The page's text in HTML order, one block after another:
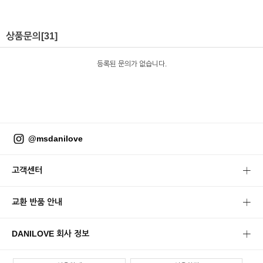
상품문의 [31]
등록된 문의가 없습니다.
@msdanilove
고객센터
교환 반품 안내
DANILOVE 회사 정보